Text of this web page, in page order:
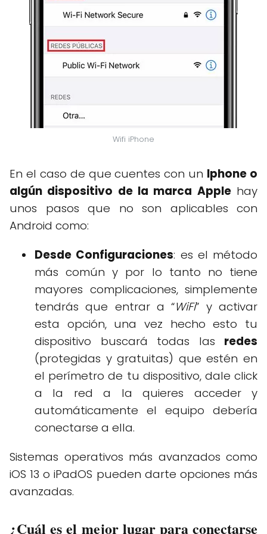
Wifi iPhone
En el caso de que cuentes con un Iphone o
algún dispositivo de la marca Applehay
unos pasos que no son aplicables con
Android como:
Desde Configuraciones: es el método
más común y por lo tanto no tiene
mayores complicaciones, simplemente
tendrás que entrar a “WiFi” y activar
esta opción, una vez hecho esto tu
dispositivo buscará todas las redes
(protegidas y gratuitas) que estén en
el perímetro de tu dispositivo, dale click
a la red a la quieres acceder y
automáticamente el equipo debería
conectarse a ella.
Sistemas operativos más avanzados como
iOS 13 o iPadOS pueden darte opciones más
avanzadas.
¿Cuál es el mejor lugar para conectarse